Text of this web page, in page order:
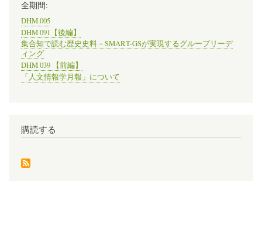
全期間:
DHM 005
DHM 091【後編】
集合知で読む歴史史料－SMART-GSが実現するグループリーデ
ィング
DHM 039 【前編】
「人文情報学月報」について
購読する